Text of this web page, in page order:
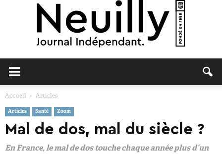
Accueil Articles
Articles Santé Zoom
Mal de dos, mal du siècle ?
En France, le mal de dos touche chaque année plus d’un